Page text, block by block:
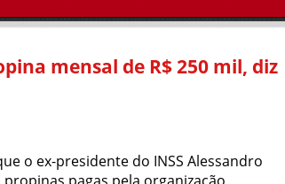
mensal de R$ 250 mil, diz
o ex-presidente do INSS Alessandro